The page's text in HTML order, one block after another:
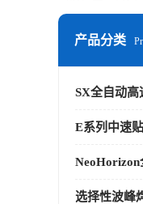
产品分类
SX全自动高
E系列中速
NeoHorizon
选择性波峰